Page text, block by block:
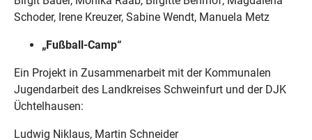
Schoder, Irene Kreuzer, Sabine Wendt, Manuela Metz
„Fußball-Camp“
Ein Projekt in Zusammenarbeit mit der Kommunalen
Jugendarbeit des Landkreises Schweinfurt und der DJK
Üchtelhausen:
Ludwig Niklaus, Martin Schneider